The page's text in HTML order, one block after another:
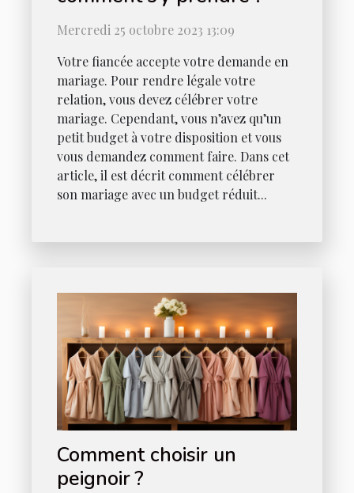
Mercredi 25 octobre 2023 13:09
Votre fiancée accepte votre demande en
mariage. Pour rendre légale votre
relation, vous devez célébrer votre
mariage. Cependant, vous n’avez qu’un
petit budget à votre disposition et vous
vous demandez comment faire. Dans cet
article, il est décrit comment célébrer
son mariage avec un budget réduit...
Comment choisir un
peignoir ?